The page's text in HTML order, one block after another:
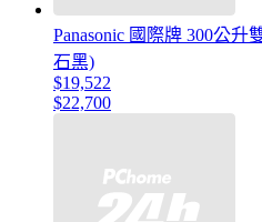
Panasonic 國際牌 300公
石黑)
$19,522
$22,700